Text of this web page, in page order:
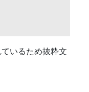
いるため抜粋文